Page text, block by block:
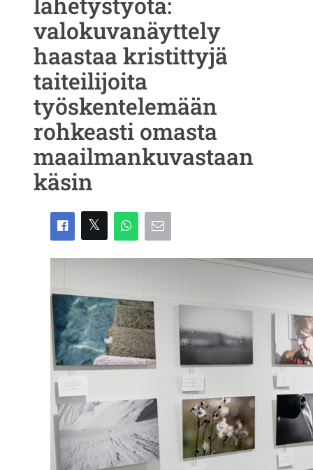
valokuvanäyttely
haastaa kristittyjä
taiteilijoita
työskentelemään
rohkeasti omasta
maailmankuvastaan
käsin